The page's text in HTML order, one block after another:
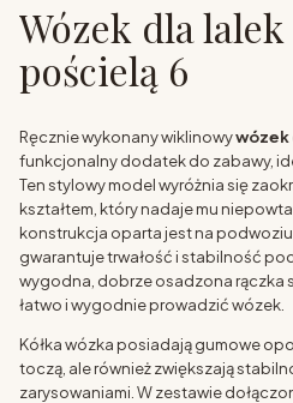
Wózek dla
pościelą 6
Ręcznie wykonany wiklinowywózek
funkcjonalny dodatek do zabawy,
Ten stylowy model wyróżnia się
kształtem, który nadaje mu
konstrukcja oparta jest na
gwarantuje trwałość i stabilność
wygodna, dobrze osadzona rączka
łatwo i wygodnie prowadzić wózek.
Kółka wózka posiadają gumowe
toczą, ale również zwiększają
zarysowaniami. W zestawie